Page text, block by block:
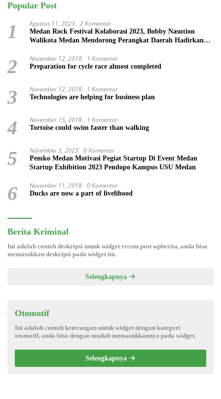
Popular Post
1 Agustus 11, 2023 2 Komentar
Medan Rock Festival Kolaborasi 2023, Bobby Nasution
Walikota Medan Mendorong Perangkat Daerah Hadirkan
2 November 12, 2018 1 Komentar
Preparation for cycle race almost completed
3 November 12, 2018 1 Komentar
Technologies are helping for business plan
4 November 15, 2018 1 Komentar
Tortoise could swim faster than walking
5 November 3, 2023 0 Komentar
Pemko Medan Motivasi Pegiat Startup Di Event Medan
Startup Exhibition 2023 Pendopo Kampus USU Medan
6 November 11, 2018 0 Komentar
Ducks are now a part of livelihood
Berita Kriminal
Ini adalah contoh deskripsi untuk widget recent post wpberita, anda bisa
memasukkan deskripsi pada widget ini.
Selengkapnya
Otomotif
Ini adalah contoh keterangan untuk widget dengan kategori
otomotif, anda bisa dengan mudah memasukkannya pada widget.
Selengkapnya